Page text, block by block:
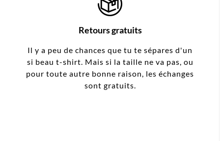
Retours gratuits
Il y a peu de chances que tu te sépares d'un
si beau t-shirt. Mais si la taille ne va pas, ou
pour toute autre bonne raison, les échanges
sont gratuits.